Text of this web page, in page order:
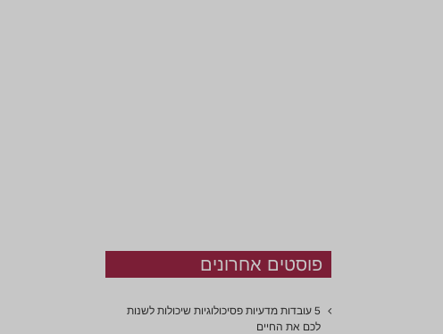
פוסטים אחרונים
5 עובדות מדעיות פסיכולוגיות שיכולות לשנות
לכם את החיים